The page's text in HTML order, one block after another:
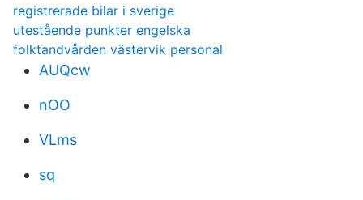
registrerade bilar i sverige
utestående punkter engelska
folktandvården västervik personal
AUQcw
nOO
VLms
sq